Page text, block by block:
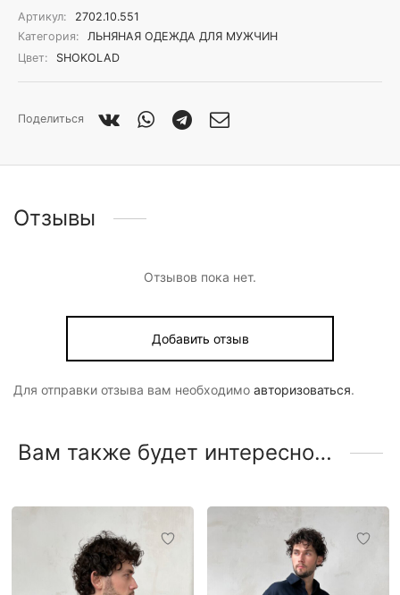
Артикул:
2702.10.551
Категория:
ЛЬНЯНАЯ ОДЕЖДА ДЛЯ МУЖЧИН
Цвет:
SHOKOLAD
Поделиться
Отзывы
Отзывов пока нет.
Добавить отзыв
Для отправки отзыва вам необходимо авторизоваться.
Вам также будет интересно…